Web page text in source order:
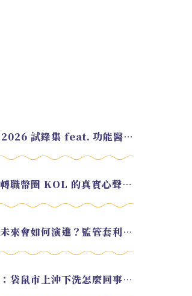
EP.220 好久不見！2026 試錄集 feat. 功能醫學營養師 美寶
EP.219 從銀行高管轉職幣圈 KOL 的真實心聲 feat.龜大
EP.217 美元穩定幣未來會如何演進？監管套利終將收斂？feat. 研究員 余哲安
EP.213 川普大攪局：袋鼠市上沖下洗怎麼回事？feat. Alvin